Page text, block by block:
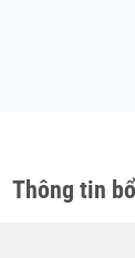
Thông tin